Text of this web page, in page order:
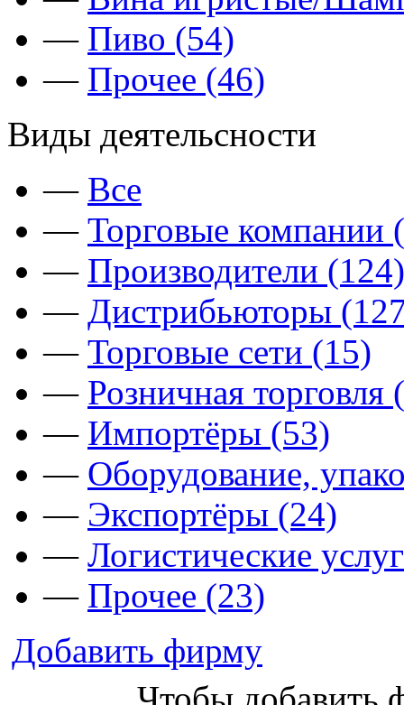
— Пиво (54)
— Прочее (46)
Виды деятельсности
— Все
— Торговые компании
— Производители (124)
— Дистрибьюторы
— Торговые сети (15)
— Розничная торговля
— Импортёры (53)
— Оборудование,
— Экспортёры (24)
— Логистические
— Прочее (23)
Добавить фирму